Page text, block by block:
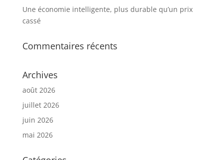
Une économie intelligente, plus durable qu’un prix
cassé
Commentaires récents
Archives
août 2026
juillet 2026
juin 2026
mai 2026